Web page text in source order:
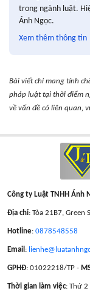
trong ngành luật.
Ánh Ngọc.
Xem thêm thông tin
Bài viết chỉ mang tính
pháp luật tại thời điểm
về vấn đề có liên quan,
Công ty Luật TNHH Ánh
Địa chỉ: Tòa 21B7, Green
Hotline: 0878548558
Email :
GPHĐ: 01022218/TP -
Thời gian làm việc: Thứ